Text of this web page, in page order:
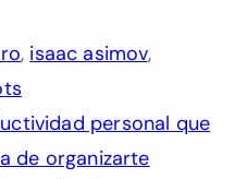
, isaac asimov,
personal que
de organizarte